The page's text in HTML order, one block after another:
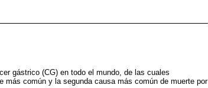
gástrico (CG) en todo el mundo, de las cuales
más común y la segunda causa más común de muerte por